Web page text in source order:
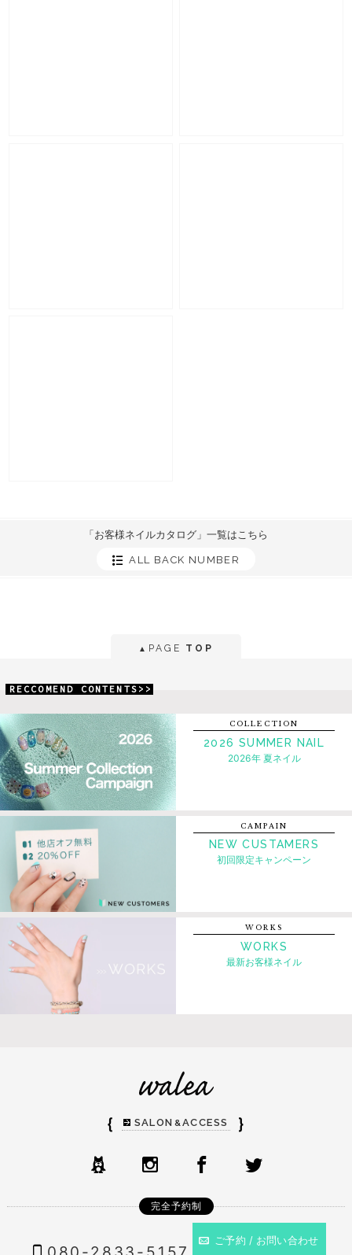
「お客様ネイルカタログ」一覧はこちら
ALL BACK NUMBER
▲ PAGE TOP
RECCOMEND CONTENTS>>
COLLECTION
2026 SUMMER NAIL
2026年 夏ネイル
CAMPAIN
NEW CUSTAMERS
初回限定キャンペーン
WORKS
WORKS
最新お客様ネイル
｛ SALON &ACCESS ｝
完全予約制
ご予約 / お問い合わせ